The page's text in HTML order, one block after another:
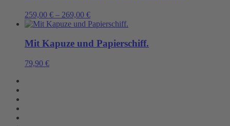
259,00 € – 269,00 €
Mit Kapuze und Papierschiff.
79,90 €